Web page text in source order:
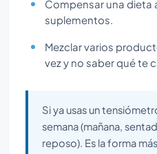
Compensar una dieta
suplementos.
Mezclar varios
vez y no saber qué te
Si ya usas un
semana (mañana,
reposo). Es la forma